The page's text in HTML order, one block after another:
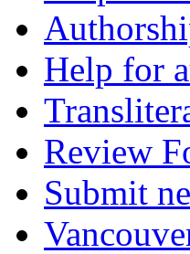
Help for
Review
Submit